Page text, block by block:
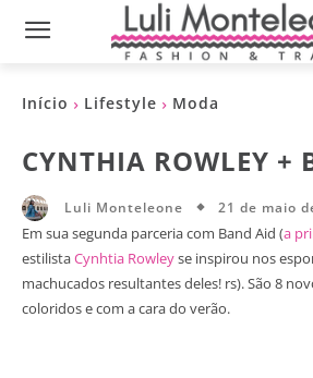
Início Lifestyle Moda
CYNTHIA ROWLEY +
Luli Monteleone 21 de maio
Em sua segunda parceria com Band Aid (a
estilistaCynhtia Rowleyse inspirou nos
machucados resultantes deles! rs). São 8
coloridos e com a cara do verão.